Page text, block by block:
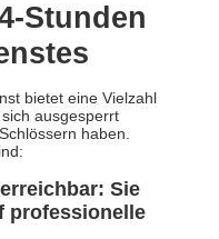
Stunden
bietet eine Vielzahl
ausgesperrt
haben.
Sie
professionelle